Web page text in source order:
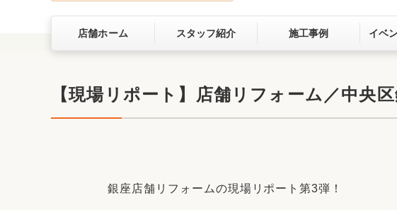
洗面化粧室 トイレ
ベランダ・バルコニー ガーデンスペース
サービス向上・品質改善の取り組み お客さ
リフォームコンシェルジュ®
店舗ホーム スタッフ紹介 施工事例 イベ
【現場リポート】店舗リフォーム／中央
銀座店舗リフォームの現場リポート第3弾！